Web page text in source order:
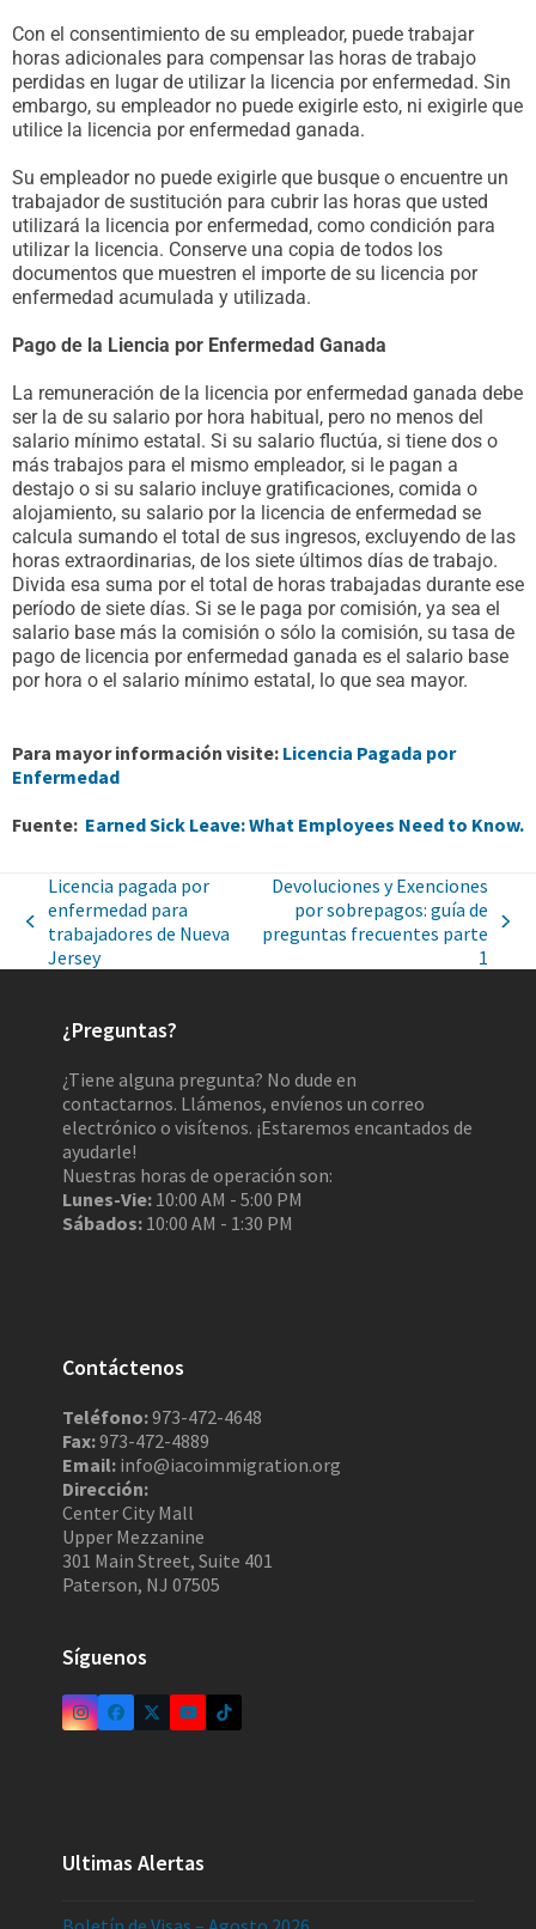
Con el consentimiento de su empleador, puede trabajar
horas adicionales para compensar las horas de trabajo
perdidas en lugar de utilizar la licencia por enfermedad. Sin
embargo, su empleador no puede exigirle esto, ni exigirle que
utilice la licencia por enfermedad ganada.
Su empleador no puede exigirle que busque o encuentre un
trabajador de sustitución para cubrir las horas que usted
utilizará la licencia por enfermedad, como condición para
utilizar la licencia. Conserve una copia de todos los
documentos que muestren el importe de su licencia por
enfermedad acumulada y utilizada.
Pago de la Liencia por Enfermedad Ganada
La remuneración de la licencia por enfermedad ganada debe
ser la de su salario por hora habitual, pero no menos del
salario mínimo estatal. Si su salario fluctúa, si tiene dos o
más trabajos para el mismo empleador, si le pagan a
destajo o si su salario incluye gratificaciones, comida o
alojamiento, su salario por la licencia de enfermedad se
calcula sumando el total de sus ingresos, excluyendo de las
horas extraordinarias, de los siete últimos días de trabajo.
Divida esa suma por el total de horas trabajadas durante ese
período de siete días. Si se le paga por comisión, ya sea el
salario base más la comisión o sólo la comisión, su tasa de
pago de licencia por enfermedad ganada es el salario base
por hora o el salario mínimo estatal, lo que sea mayor.
Para mayor información visite: Licencia Pagada por
Enfermedad
Fuente: Earned Sick Leave: What Employees Need to Know.
Licencia pagada por
enfermedad para
trabajadores de Nueva
Jersey
Devoluciones y Exenciones
por sobrepagos: guía de
preguntas frecuentes parte
1​
¿Preguntas?
¿Tiene alguna pregunta? No dude en
contactarnos. Llámenos, envíenos un correo
electrónico o visítenos. ¡Estaremos encantados de
ayudarle!
Nuestras horas de operación son:
Lunes-Vie: 10:00 AM - 5:00 PM
Sábados: 10:00 AM - 1:30 PM
Contáctenos
Teléfono:973-472-4648
Fax:973-472-4889
Email: info@iacoimmigration.org
Dirección:
Center City Mall
Upper Mezzanine
301 Main Street, Suite 401
Paterson, NJ 07505
Síguenos
Ultimas Alertas